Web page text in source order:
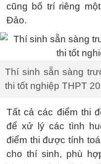
cũng bố trí riêng
Đảo.
Thí sinh sẵn sàng
thi tốt nghiệp THPT
Tất cả các điểm thi
để xử lý các tình
điểm thi được tính
cho thí sinh, phù